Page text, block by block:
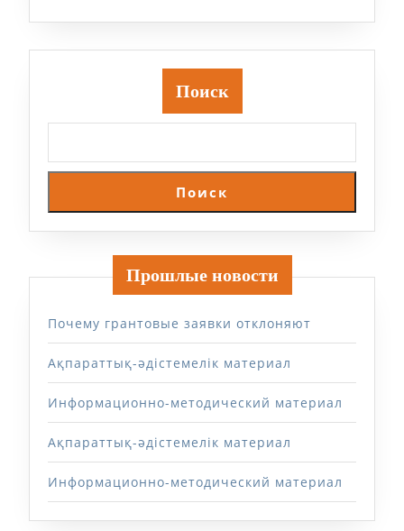
Поиск
Поиск
Прошлые новости
Почему грантовые заявки отклоняют
Ақпараттық-әдістемелік материал
Информационно-методический материал
Ақпараттық-әдістемелік материал
Информационно-методический материал